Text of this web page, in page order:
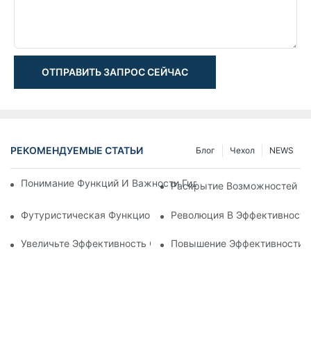
ОТПРАВИТЬ ЗАПРОС СЕЙЧАС
РЕКОМЕНДУЕМЫЕ СТАТЬИ NEWS
Чехол
Блог
Понимание Функций И Важности Гидравлических
Раскрытие Возможностей
Футуристическая Функциональность: Исследование
Революция В
Увеличьте Эффективность С Помощью Телескопического
Повышение Эффективности: